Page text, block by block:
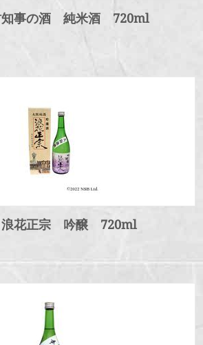
知事の酒 純米酒 720ml
浪花正宗 吟醸 720ml